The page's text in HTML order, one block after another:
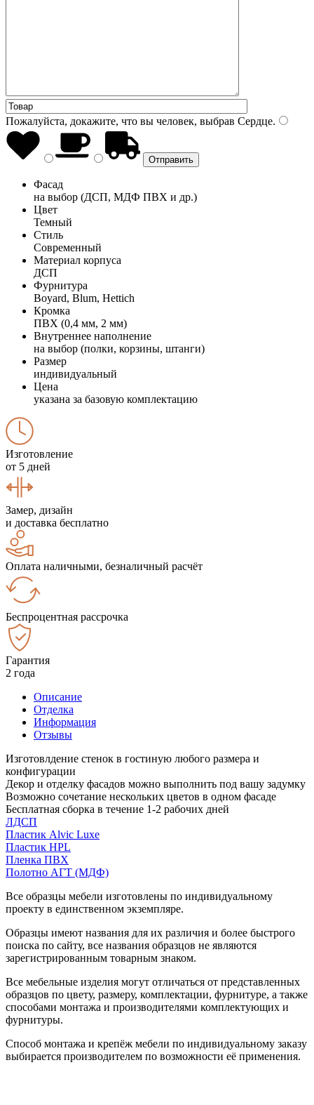
Пожалуйста, докажите, что вы человек, выбрав Сердце.
Фасад
на выбор (ДСП, МДФ ПВХ и др.)
Цвет
Темный
Стиль
Современный
Материал корпуса
ДСП
Фурнитура
Boyard, Blum, Hettich
Кромка
ПВХ (0,4 мм, 2 мм)
Внутреннее наполнение
на выбор (полки, корзины, штанги)
Размер
индивидуальный
Цена
указана за базовую комплектацию
Изготовление
от 5 дней
Замер, дизайн
и доставка бесплатно
Оплата наличными, безналичный расчёт
Беспроцентная рассрочка
Гарантия
2 года
Описание
Отделка
Информация
Отзывы
Изготовлдение стенок в гостиную любого размера и
конфигурации
Декор и отделку фасадов можно выполнить под вашу задумку
Возможно сочетание нескольких цветов в одном фасаде
Бесплатная сборка в течение 1-2 рабочих дней
ЛДСП
Пластик Alvic Luxe
Пластик HPL
Пленка ПВХ
Полотно АГТ (МДФ)
Все образцы мебели изготовлены по индивидуальному
проекту в единственном экземпляре.
Образцы имеют названия для их различия и более быстрого
поиска по сайту, все названия образцов не являются
зарегистрированным товарным знаком.
Все мебельные изделия могут отличаться от представленных
образцов по цвету, размеру, комплектации, фурнитуре, а также
способами монтажа и производителями комплектующих и
фурнитуры.
Способ монтажа и крепёж мебели по индивидуальному заказу
выбирается производителем по возможности её применения.